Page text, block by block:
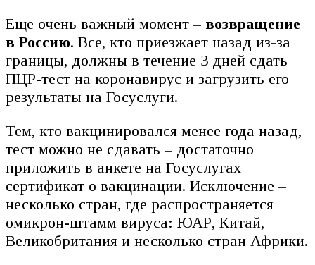
Еще очень важный момент – возвращение
в Россию. Все, кто приезжает назад из-за
границы, должны в течение 3 дней сдать
ПЦР-тест на коронавирус и загрузить его
результаты на Госуслуги.
Тем, кто вакцинировался менее года назад,
тест можно не сдавать – достаточно
приложить в анкете на Госуслугах
сертификат о вакцинации. Исключение –
несколько стран, где распространяется
омикрон-штамм вируса: ЮАР, Китай,
Великобритания и несколько стран Африки.